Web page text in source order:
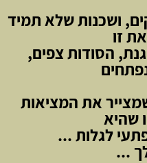
ושכנות שלא תמיד
זו
הסודות צפים,
את המציאות
שהיא
לגלות ...
...